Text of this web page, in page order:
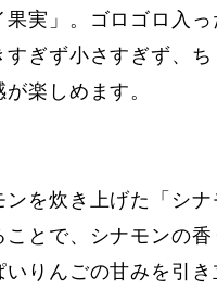
実」。ゴロゴロ入
ぎず小さすぎず、
楽しめます。
を炊き上げた「シナ
とで、シナモンの香
りんごの甘みを引